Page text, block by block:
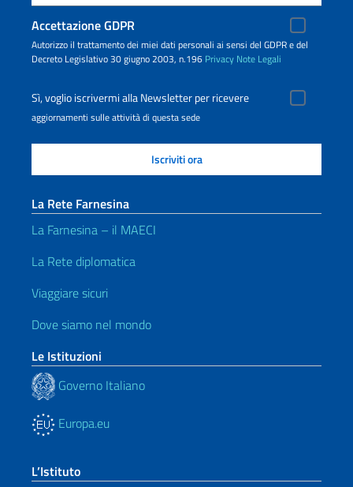
Accettazione GDPR
Autorizzo il trattamento dei miei dati personali ai sensi del GDPR e del
Decreto Legislativo 30 giugno 2003, n.196 Privacy Note Legali
Sì, voglio iscrivermi alla Newsletter per ricevere
aggiornamenti sulle attività di questa sede
La Rete Farnesina
La Farnesina – il MAECI
La Rete diplomatica
Viaggiare sicuri
Dove siamo nel mondo
Le Istituzioni
Governo Italiano
Europa.eu
L’Istituto